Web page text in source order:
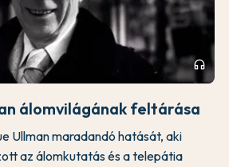
headphones
álomvilágának feltárása
Ullman maradandó hatását, aki
az álomkutatás és a telepátia